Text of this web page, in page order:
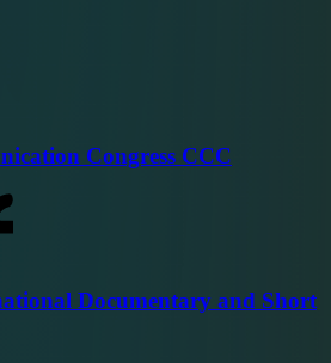
Congress CCC
Documentary and Short